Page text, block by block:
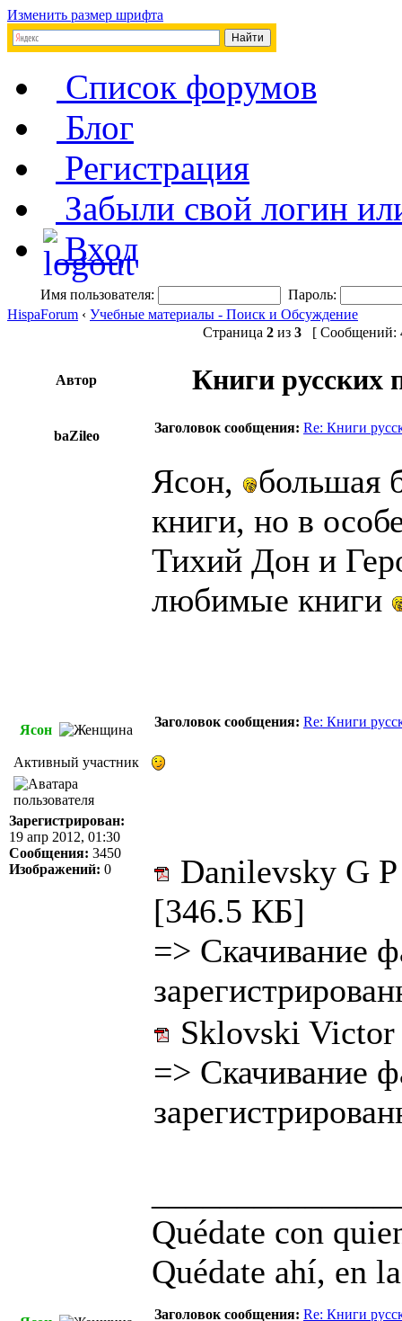
Изменить размер шрифта
Список форумов
Блог
Регистрация
Забыли свой логин
Вход
Имя пользователя:
Пароль:
HispaForum ‹ Учебные материалы - Поиск и Обсуждение
Страница 2 из 3 [ Сообщений:
Автор Книги русских
baZileo
Заголовок сообщения: Re: Книги
Ясон,
большая
книги, но в
Тихий Дон и
любимые книги
Ясон
Заголовок сообщения: Re: Книги
Активный участник
Зарегистрирован:
19 апр 2012, 01:30
Сообщения: 3450
Изображений: 0
Danilevsky G
[346.5 КБ]
=> Скачивание
Sklovski
=> Скачивание
Quédate con
Quédate ahí, en
Заголовок сообщения: Re: Книги